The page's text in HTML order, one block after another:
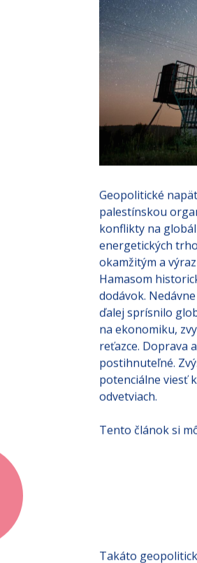
Geopolitické
palestínskou
konflikty na
energetických
okamžitým a
Hamasom
dodávok.
ďalej sprísnilo
na ekonomiku,
reťazce. Doprava
postihnuteľné.
potenciálne viesť